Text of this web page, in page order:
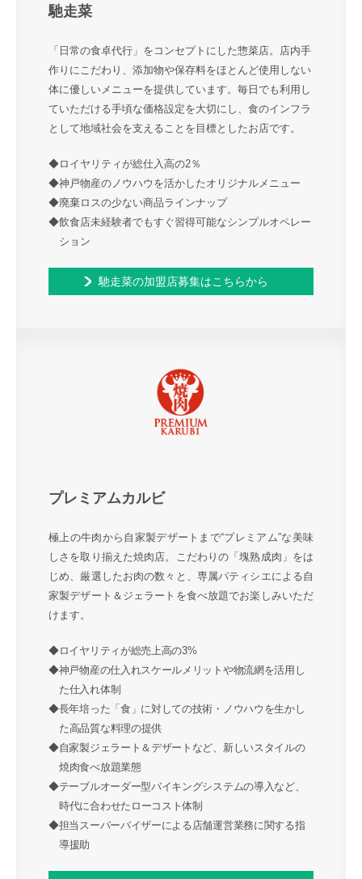
馳走菜
「日常の食卓代行」をコンセプトにした惣菜店。店内手
作りにこだわり、添加物や保存料をほとんど使用しない
体に優しいメニューを提供しています。毎日でも利用し
ていただける手頃な価格設定を大切にし、食のインフラ
として地域社会を支えることを目標としたお店です。
◆ロイヤリティが総仕入高の2％
◆神戸物産のノウハウを活かしたオリジナルメニュー
◆廃棄ロスの少ない商品ラインナップ
◆飲食店未経験者でもすぐ習得可能なシンプルオペレー
ション
馳走菜の加盟店募集はこちらから
プレミアムカルビ
極上の牛肉から自家製デザートまで“プレミアム”な美味
しさを取り揃えた焼肉店。こだわりの「塊熟成肉」をは
じめ、厳選したお肉の数々と、専属パティシエによる自
家製デザート＆ジェラートを食べ放題でお楽しみいただ
けます。
◆ロイヤリティが総売上高の3%
◆神戸物産の仕入れスケールメリットや物流網を活用し
た仕入れ体制
◆長年培った「食」に対しての技術・ノウハウを生かし
た高品質な料理の提供
◆自家製ジェラート＆デザートなど、新しいスタイルの
焼肉食べ放題業態
◆テーブルオーダー型バイキングシステムの導入など、
時代に合わせたローコスト体制
◆担当スーパーバイザーによる店舗運営業務に関する指
導援助